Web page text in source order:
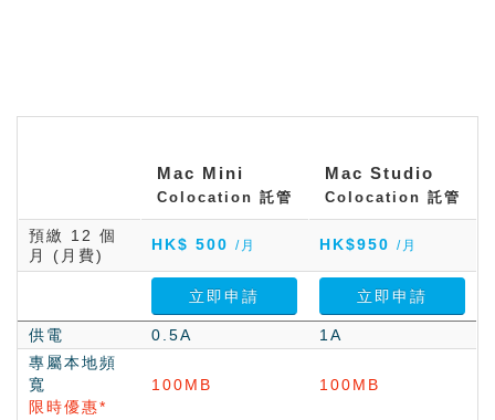
Mac Mini
Colocation 託管
Mac Studio
Colocation 託管
預繳 12 個
月 (月費)
HK$ 500 /月 HK$950 /月
立即申請 立即申請
供電 0.5A
1A
專屬本地頻
寬
限時優惠*
100MB 100MB